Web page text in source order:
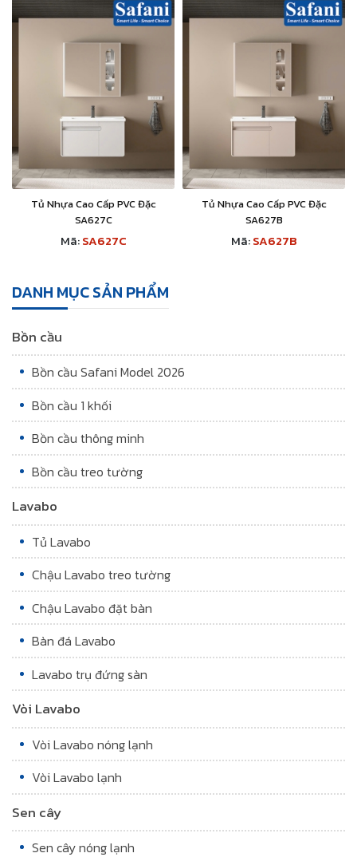
Tủ Nhựa Cao Cấp PVC Đặc
SA627C
Mã:SA627C
Tủ Nhựa Cao Cấp PVC Đặc
SA627B
Mã:SA627B
DANH MỤC SẢN PHẨM
Bồn cầu
Bồn cầu Safani Model 2026
Bồn cầu 1 khối
Bồn cầu thông minh
Bồn cầu treo tường
Lavabo
Tủ Lavabo
Chậu Lavabo treo tường
Chậu Lavabo đặt bàn
Bàn đá Lavabo
Lavabo trụ đứng sàn
Vòi Lavabo
Vòi Lavabo nóng lạnh
Vòi Lavabo lạnh
Sen cây
Sen cây nóng lạnh